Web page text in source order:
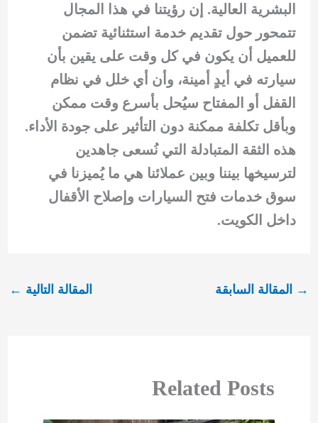
البشرية العالية. إن رؤيتنا في هذا المجال
تتمحور حول تقديم خدمة استثنائية تضمن
للعميل أن يكون في كل وقت على يقين بأن
سيارته في أيدٍ أمينة، وأن أي خلل في نظام
القفل أو المفتاح سيُحل بأسرع وقت ممكن
وبأقل تكلفة ممكنة دون التأثير على جودة الأداء.
هذه الثقة المتبادلة التي نُسعى جاهدين
لترسيخها بيننا وبين عملائنا هي ما يُميزنا في
سوق خدمات فتح السيارات وإصلاح الأقفال
داخل الكويت.
→ المقالة السابقة المقالة التالية ←
Related Posts